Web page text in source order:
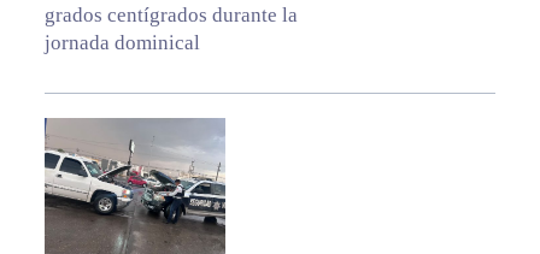
grados centígrados durante la
jornada dominical